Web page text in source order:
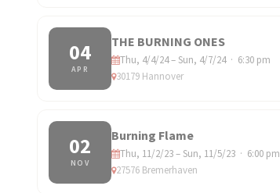
04
APR
THE BURNING ONES
Thu, 4/4/24 – Sun, 4/7/24 · 6:30 pm
30179 Hannover
02
NOV
Burning Flame
Thu, 11/2/23 – Sun, 11/5/23 · 6:00 pm
27576 Bremerhaven